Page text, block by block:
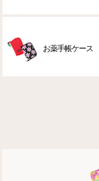
お薬手帳ケース